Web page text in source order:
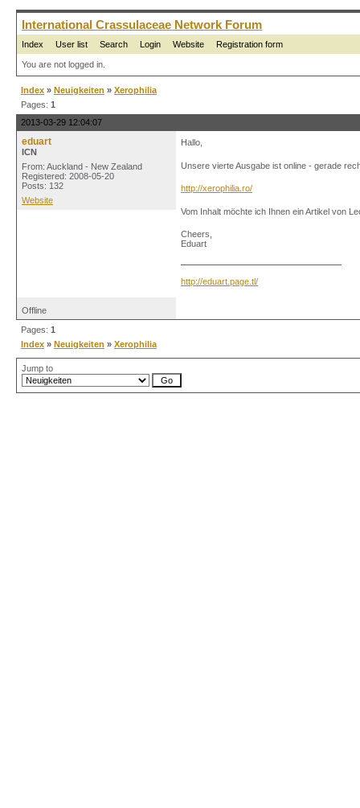
International Crassulaceae Network Forum
Index User list Search Login Website Registration form
You are not logged in.
Index » Neuigkeiten » Xerophilia
Pages: 1
2013-03-29 12:04:07
eduart
ICN
From: Auckland - New Zealand
Registered: 2008-05-20
Posts: 132
Website
Hallo,
Unsere vierte Ausgabe ist online - gerade
http://xerophilia.ro/
Vom Inhalt möchte ich Ihnen ein Artikel von
Cheers,
Eduart
http://eduart.page.tl/
Offline
Pages: 1
Index » Neuigkeiten » Xerophilia
Jump to